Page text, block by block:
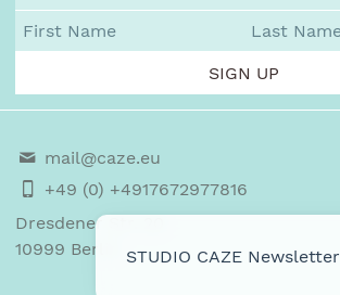
mail@caze.eu
+49 (0) +4917672977816
Dresdener Str. 20
10999 Berlin STUDIO CAZE Newsletter